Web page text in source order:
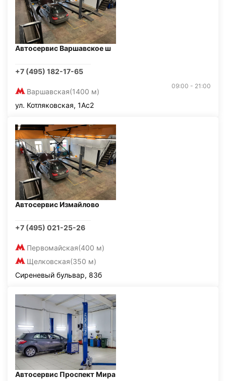
Автосервис Варшавское ш
+7 (495) 182-17-65
Варшавская(1400 м)
09:00 - 21:00
ул. Котляковская, 1Ас2
Автосервис Измайлово
+7 (495) 021-25-26
Первомайская(400 м)
Щелковская(350 м)
Сиреневый бульвар, 83б
Автосервис Проспект Мира